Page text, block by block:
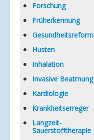
Forschung
Früherkennung
Gesundheitsreform
Husten
Inhalation
Invasive Beatmung
Kardiologie
Krankheitserreger
Langzeit-
Sauerstofftherapie